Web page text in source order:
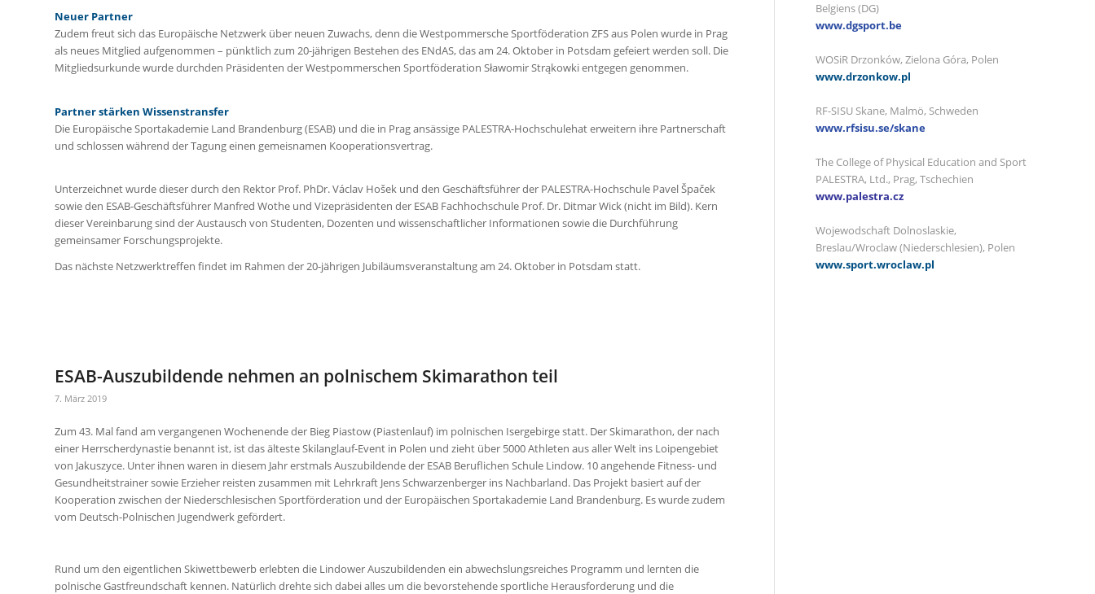
Neuer Partner
Zudem freut sich das Europäische Netzwerk über neuen Zuwachs, denn die Westpommersche Sportföderation ZFS aus Polen wurde in Prag
als neues Mitglied aufgenommen – pünktlich zum 20-jährigen Bestehen des ENdAS, das am 24. Oktober in Potsdam gefeiert werden soll. Die
Mitgliedsurkunde wurde durchden Präsidenten der Westpommerschen Sportföderation Sławomir Strąkowki entgegen genommen.
Partner stärken Wissenstransfer
Die Europäische Sportakademie Land Brandenburg (ESAB) und die in Prag ansässige PALESTRA-Hochschulehat erweitern ihre Partnerschaft
und schlossen während der Tagung einen gemeisnamen Kooperationsvertrag.
Unterzeichnet wurde dieser durch den Rektor Prof. PhDr. Václav Hošek und den Geschäftsführer der PALESTRA-Hochschule Pavel Špaček
sowie den ESAB-Geschäftsführer Manfred Wothe und Vizepräsidenten der ESAB Fachhochschule Prof. Dr. Ditmar Wick (nicht im Bild). Kern
dieser Vereinbarung sind der Austausch von Studenten, Dozenten und wissenschaftlicher Informationen sowie die Durchführung
gemeinsamer Forschungsprojekte.
Das nächste Netzwerktreffen findet im Rahmen der 20-jährigen Jubiläumsveranstaltung am 24. Oktober in Potsdam statt.
ESAB-Auszubildende nehmen an polnischem Skimarathon teil
7. März 2019
Zum 43. Mal fand am vergangenen Wochenende der Bieg Piastow (Piastenlauf) im polnischen Isergebirge statt. Der Skimarathon, der nach
einer Herrscherdynastie benannt ist, ist das älteste Skilanglauf-Event in Polen und zieht über 5000 Athleten aus aller Welt ins Loipengebiet
von Jakuszyce. Unter ihnen waren in diesem Jahr erstmals Auszubildende der ESAB Beruflichen Schule Lindow. 10 angehende Fitness- und
Gesundheitstrainer sowie Erzieher reisten zusammen mit Lehrkraft Jens Schwarzenberger ins Nachbarland. Das Projekt basiert auf der
Kooperation zwischen der Niederschlesischen Sportförderation und der Europäischen Sportakademie Land Brandenburg. Es wurde zudem
vom Deutsch-Polnischen Jugendwerk gefördert.
Rund um den eigentlichen Skiwettbewerb erlebten die Lindower Auszubildenden ein abwechslungsreiches Programm und lernten die
polnische Gastfreundschaft kennen. Natürlich drehte sich dabei alles um die bevorstehende sportliche Herausforderung und die
Belgiens (DG)
www.dgsport.be
WOSiR Drzonków, Zielona Góra, Polen
www.drzonkow.pl
RF-SISU Skane, Malmö, Schweden
www.rfsisu.se/skane
The College of Physical Education and Sport
PALESTRA, Ltd., Prag, Tschechien
www.palestra.cz
Wojewodschaft Dolnoslaskie,
Breslau/Wroclaw (Niederschlesien), Polen
www.sport.wroclaw.pl